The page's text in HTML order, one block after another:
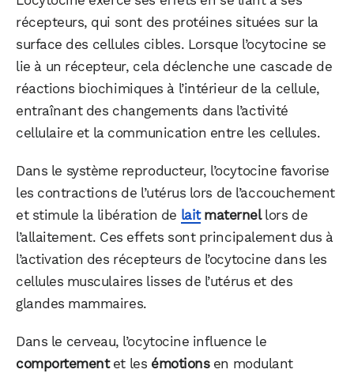
récepteurs, qui sont des protéines situées sur la
surface des cellules cibles. Lorsque l’ocytocine se
lie à un récepteur, cela déclenche une cascade de
réactions biochimiques à l’intérieur de la cellule,
entraînant des changements dans l’activité
cellulaire et la communication entre les cellules.
Dans le système reproducteur, l’ocytocine favorise
les contractions de l’utérus lors de l’accouchement
et stimule la libération de laitmaternellors de
l’allaitement. Ces effets sont principalement dus à
l’activation des récepteurs de l’ocytocine dans les
cellules musculaires lisses de l’utérus et des
glandes mammaires.
Dans le cerveau, l’ocytocine influence le
comportementet les émotionsen modulant